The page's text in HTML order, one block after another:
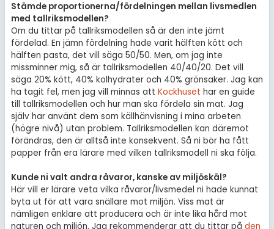
Stämde proportionerna/fördelningen mellan livsmedlen
med tallriksmodellen?
Om du tittar på tallriksmodellen så är den inte jämt
fördelad. En jämn fördelning hade varit hälften kött och
hälften pasta, det vill säga 50/50. Men, om jag inte
missminner mig, så är tallriksmodellen 40/40/20. Det vill
säga 20% kött, 40% kolhydrater och 40% grönsaker. Jag kan
ha tagit fel, men jag vill minnas att Kockhuset har en guide
till tallriksmodellen och hur man ska fördela sin mat. Jag
själv har använt dem som källhänvisning i mina arbeten
(högre nivå) utan problem. Tallriksmodellen kan däremot
förändras, den är alltså inte konsekvent. Så ni bör ha fått
papper från era lärare med vilken tallriksmodell ni ska följa.
Kunde ni valt andra råvaror, kanske av miljöskäl?
Här vill er lärare veta vilka råvaror/livsmedel ni hade kunnat
byta ut för att vara snällare mot miljön. Viss mat är
nämligen enklare att producera och är inte lika hård mot
naturen och miljön. Jag rekommenderar att du tittar på den